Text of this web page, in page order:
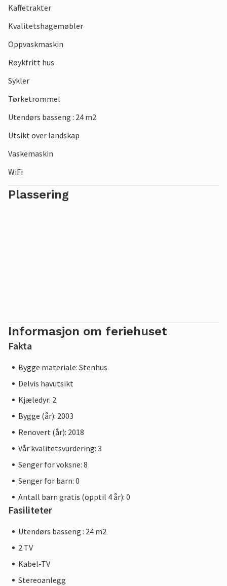
Kaffetrakter
Kvalitetshagemøbler
Oppvaskmaskin
Røykfritt hus
Sykler
Tørketrommel
Utendørs basseng : 24 m2
Utsikt over landskap
Vaskemaskin
WiFi
Plassering
Informasjon om feriehuset
Fakta
Bygge materiale: Stenhus
Delvis havutsikt
Kjæledyr: 2
Bygge (år): 2003
Renovert (år): 2018
Vår kvalitetsvurdering: 3
Senger for voksne: 8
Senger for barn: 0
Antall barn gratis (opptil 4 år): 0
Fasiliteter
Utendørs basseng : 24 m2
2 TV
Kabel-TV
Stereoanlegg